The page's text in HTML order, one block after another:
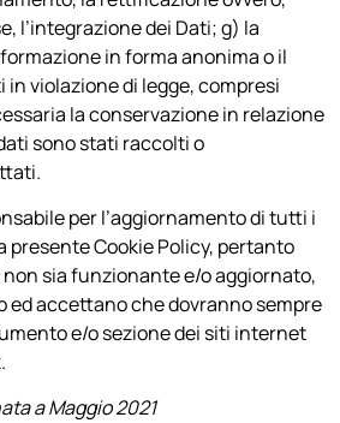
l’integrazione dei Dati; g) la
in forma anonima o il
violazione di legge, compresi
la conservazione in relazione
sono stati raccolti o
per l’aggiornamento di tutti i
presente Cookie Policy, pertanto
sia funzionante e/o aggiornato,
ed accettano che dovranno sempre
e/o sezione dei siti internet
a Maggio 2021